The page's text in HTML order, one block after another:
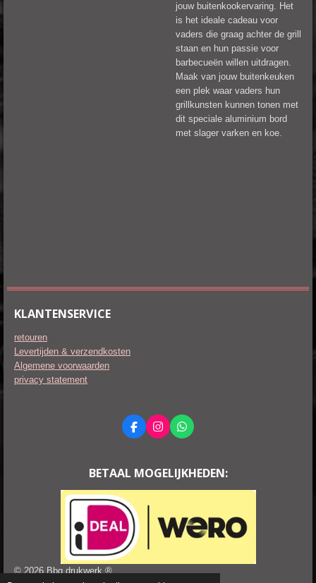
jouw buitenkookervaring. Het
is het ideale cadeau voor
vaders die graag achter de grill
staan en hun passie voor
barbecueën willen uitdragen.
Maak van jouw buitenkeuken
een plek waar vaders hun
grillkunsten kunnen tonen met
dit speciale aluminium bord
met slager varken en koe.
KLANTENSERVICE
retouren
Levertijden & verzendkosten
Algemene voorwaarden
privacy statement
F
a
b
k
I
n
a
m
W
h
s
BETAAL MOGELIJKHEDEN:
© 2026 Bbq drukwerk ®